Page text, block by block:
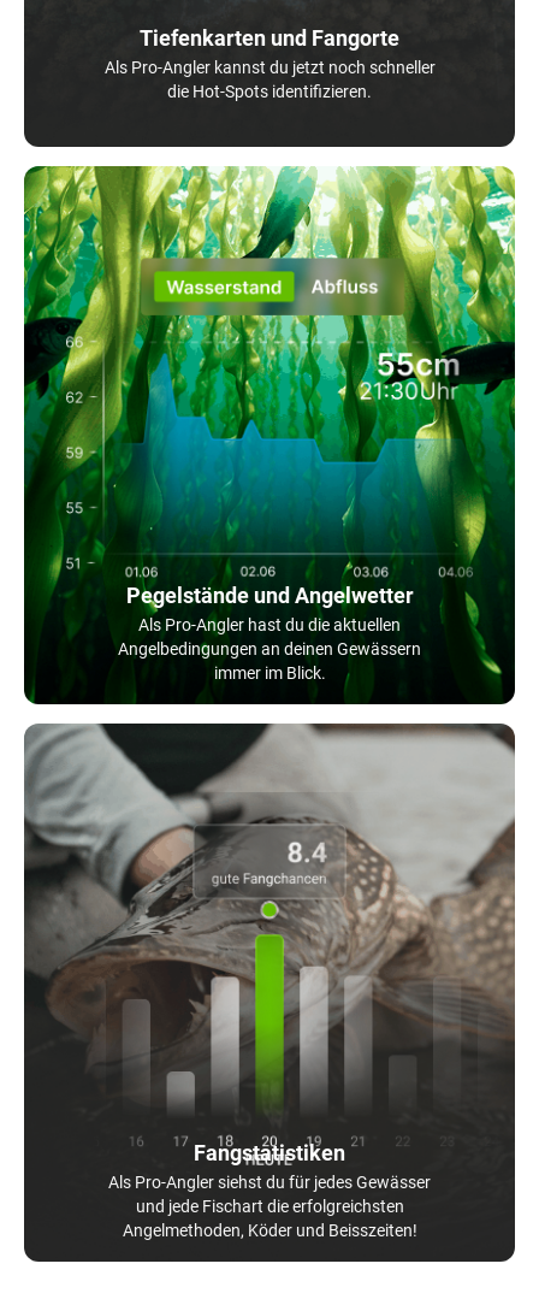
Tiefenkarten und Fangorte
Als Pro-Angler kannst du jetzt noch schneller
die Hot-Spots identifizieren.
Pegelstände und Angelwetter
Als Pro-Angler hast du die aktuellen
Angelbedingungen an deinen Gewässern
immer im Blick.
Fangstatistiken
Als Pro-Angler siehst du für jedes Gewässer
und jede Fischart die erfolgreichsten
Angelmethoden, Köder und Beisszeiten!